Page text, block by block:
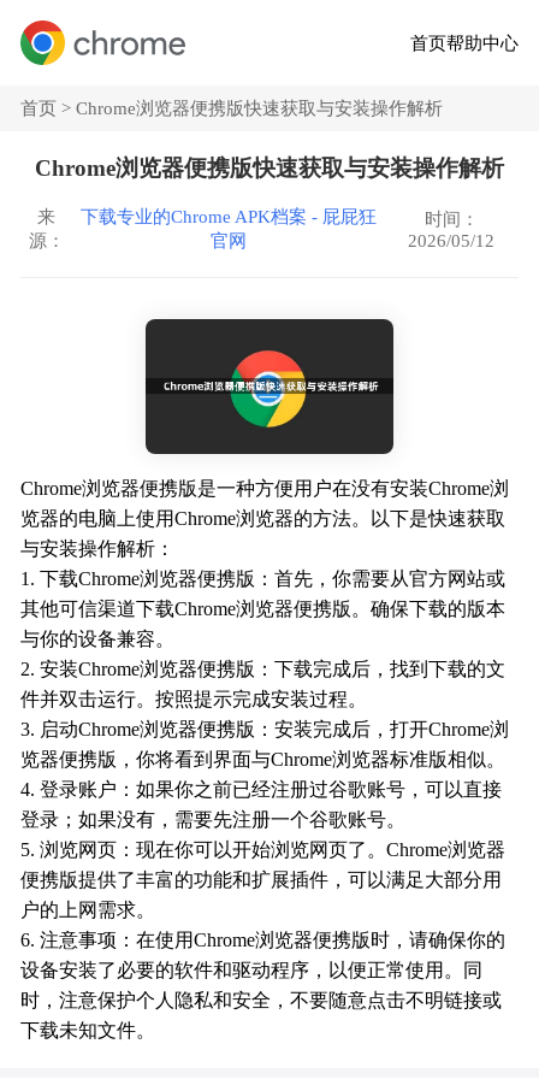
首页帮助中心
首页 >Chrome浏览器便携版快速获取与安装操作解析
Chrome浏览器便携版快速获取与安装操作解析
来
源：
下载专业的Chrome APK档案 - 屁屁狂
官网
时间：
2026/05/12
Chrome浏览器便携版是一种方便用户在没有安装Chrome浏
览器的电脑上使用Chrome浏览器的方法。以下是快速获取
与安装操作解析：
1. 下载Chrome浏览器便携版：首先，你需要从官方网站或
其他可信渠道下载Chrome浏览器便携版。确保下载的版本
与你的设备兼容。
2. 安装Chrome浏览器便携版：下载完成后，找到下载的文
件并双击运行。按照提示完成安装过程。
3. 启动Chrome浏览器便携版：安装完成后，打开Chrome浏
览器便携版，你将看到界面与Chrome浏览器标准版相似。
4. 登录账户：如果你之前已经注册过谷歌账号，可以直接
登录；如果没有，需要先注册一个谷歌账号。
5. 浏览网页：现在你可以开始浏览网页了。Chrome浏览器
便携版提供了丰富的功能和扩展插件，可以满足大部分用
户的上网需求。
6. 注意事项：在使用Chrome浏览器便携版时，请确保你的
设备安装了必要的软件和驱动程序，以便正常使用。同
时，注意保护个人隐私和安全，不要随意点击不明链接或
下载未知文件。